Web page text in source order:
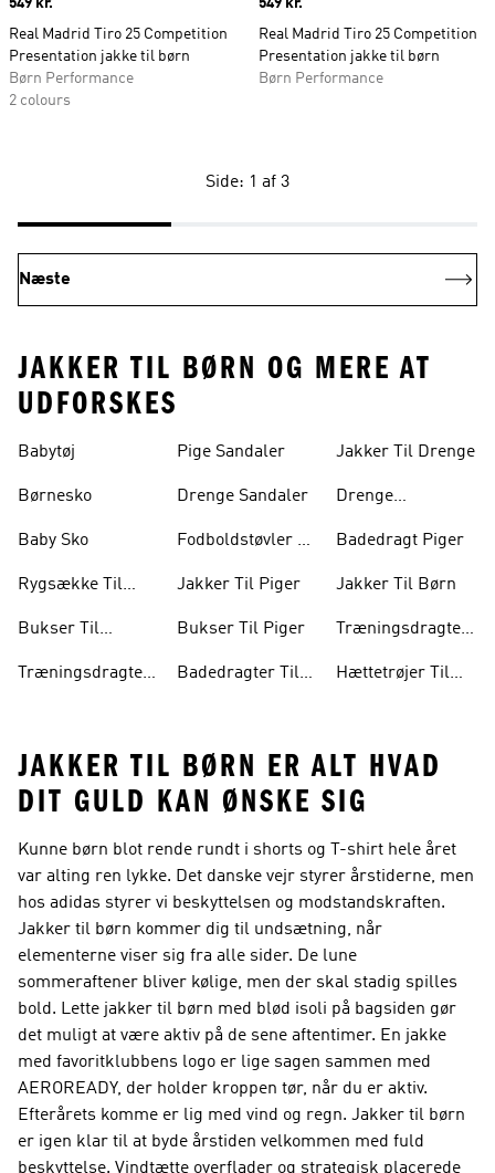
Real Madrid Tiro 25 Competition
Presentation jakke til børn
Børn Performance
2 colours
Real Madrid Tiro 25 Competition
Presentation jakke til børn
Børn Performance
Side: 1 af 3
Næste
JAKKER TIL BØRN OG MERE AT
UDFORSKES
Babytøj
Børnesko
Baby Sko
Rygsække Til
Bukser Til
Træningsdragter
Pige Sandaler
Drenge Sandaler
Fodboldstøvler Til
Jakker Til Piger
Bukser Til Piger
Badedragter Til
Jakker Til Drenge
Drenge
Badedragt Piger
Jakker Til Børn
Træningsdragter
Hættetrøjer Til
JAKKER TIL BØRN ER ALT HVAD
DIT GULD KAN ØNSKE SIG
Kunne børn blot rende rundt i shorts og T-shirt hele året
var alting ren lykke. Det danske vejr styrer årstiderne, men
hos adidas styrer vi beskyttelsen og modstandskraften.
Jakker til børn kommer dig til undsætning, når
elementerne viser sig fra alle sider. De lune
sommeraftener bliver kølige, men der skal stadig spilles
bold. Lette jakker til børn med blød isoli på bagsiden gør
det muligt at være aktiv på de sene aftentimer. En jakke
med favoritklubbens logo er lige sagen sammen med
AEROREADY, der holder kroppen tør, når du er aktiv.
Efterårets komme er lig med vind og regn. Jakker til børn
er igen klar til at byde årstiden velkommen med fuld
beskyttelse. Vindtætte overflader og strategisk placerede